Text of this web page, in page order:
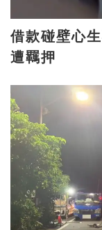
借款碰壁心生不滿 男深夜縱火
遭羈押